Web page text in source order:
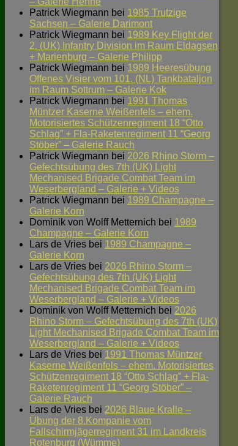
Patrick Wiegmann bei 1985 Trutzige
Sachsen – Galerie Darimont
Patrick Wiegmann bei 1989 Key Flight der
2. (UK) Infantry Division im Raum Eldagsen
+ Marienburg – Galerie Philipp
Patrick Wiegmann bei 1989 Heeresübung
Offenes Visier vom 101. (NL) Tankbataljon
im Raum Sottrum – Galerie Kok
Patrick Wiegmann bei 1991 Thomas
Müntzer Kaserne Weißenfels – ehem.
Motorisiertes Schützenregiment 18 “Otto
Schlag” + Fla-Raketenregiment 11 “Georg
Stöber” – Galerie Rauch
Patrick Wiegmann bei 2026 Rhino Storm –
Gefechtsübung des 7th (UK) Light
Mechanised Brigade Combat Team im
Weserbergland – Galerie + Videos
Patrick Wiegmann bei 1989 Champagne –
Galerie Korn
Dominik von Wolff Metternich bei 1989
Champagne – Galerie Korn
Lars de Vries bei 1989 Champagne –
Galerie Korn
Lars de Vries bei 2026 Rhino Storm –
Gefechtsübung des 7th (UK) Light
Mechanised Brigade Combat Team im
Weserbergland – Galerie + Videos
Dominik von Wolff Metternich bei 2026
Rhino Storm – Gefechtsübung des 7th (UK)
Light Mechanised Brigade Combat Team im
Weserbergland – Galerie + Videos
Lars de Vries bei 1991 Thomas Müntzer
Kaserne Weißenfels – ehem. Motorisiertes
Schützenregiment 18 “Otto Schlag” + Fla-
Raketenregiment 11 “Georg Stöber” –
Galerie Rauch
Lars de Vries bei 2026 Blaue Kralle –
Übung der 8.Kompanie vom
Fallschirmjägerregiment 31 im Landkreis
Rotenburg (Wümme)